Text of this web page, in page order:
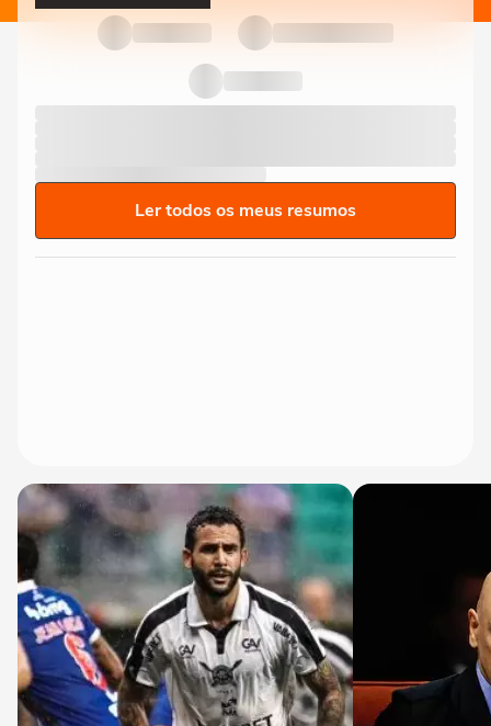
Ler todos os meus resumos